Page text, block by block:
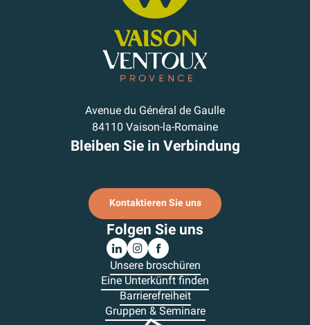
Avenue du Général de Gaulle
84110 Vaison-la-Romaine
Bleiben Sie in Verbindung
Kontaktieren Sie uns
Folgen Sie uns
Unsere broschüren
Eine Unterkünft finden
Barrierefreiheit
Gruppen & Seminare